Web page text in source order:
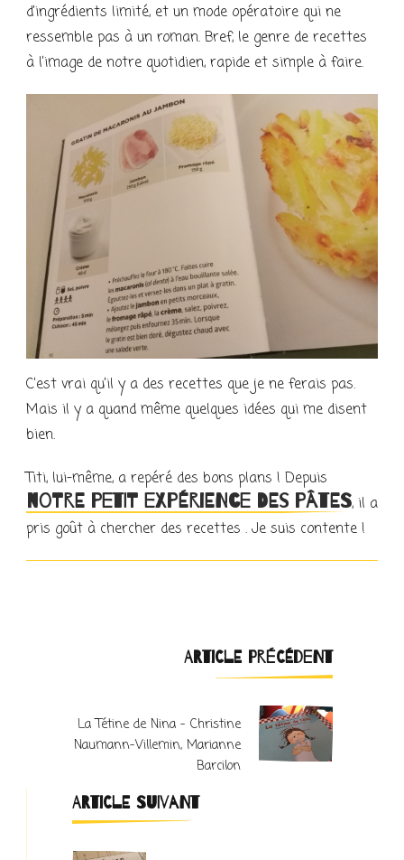
d’ingrédients limité, et un mode opératoire qui ne
ressemble pas à un roman. Bref, le genre de recettes
à l’image de notre quotidien, rapide et simple à faire.
C’est vrai qu’il y a des recettes que je ne ferais pas.
Mais il y a quand même quelques idées qui me disent
bien.
Titi, lui-même, a repéré des bons plans ! Depuis
notre petit expérience des pâtes, il a
pris goût à chercher des recettes . Je suis contente !
Navigation
d'article
ARTICLE PRÉCÉDENT
La Tétine de Nina – Christine
Naumann-Villemin, Marianne
Barcilon
ARTICLE SUIVANT